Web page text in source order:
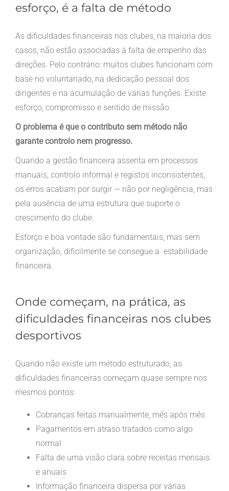
esforço, é a falta de método
As dificuldades financeiras nos clubes, na maioria dos
casos, não estão associadas à falta de empenho das
direções. Pelo contrário: muitos clubes funcionam com
base no voluntariado, na dedicação pessoal dos
dirigentes e na acumulação de várias funções. Existe
esforço, compromisso e sentido de missão.
O problema é que o contributo sem método não
garante controlo nem progresso.
Quando a gestão financeira assenta em processos
manuais, controlo informal e registos inconsistentes,
os erros acabam por surgir — não por negligência, mas
pela ausência de uma estrutura que suporte o
crescimento do clube.
Esforço e boa vontade são fundamentais, mas sem
organização, dificilmente se consegue a estabilidade
financeira.
Onde começam, na prática, as
dificuldades financeiras nos clubes
desportivos
Quando não existe um método estruturado, as
dificuldades financeiras começam quase sempre nos
mesmos pontos:
Cobranças feitas manualmente, mês após mês
Pagamentos em atraso tratados como algo
normal
Falta de uma visão clara sobre receitas mensais
e anuais
Informação financeira dispersa por várias